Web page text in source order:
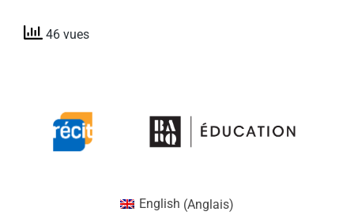
46 vues
English (Anglais)